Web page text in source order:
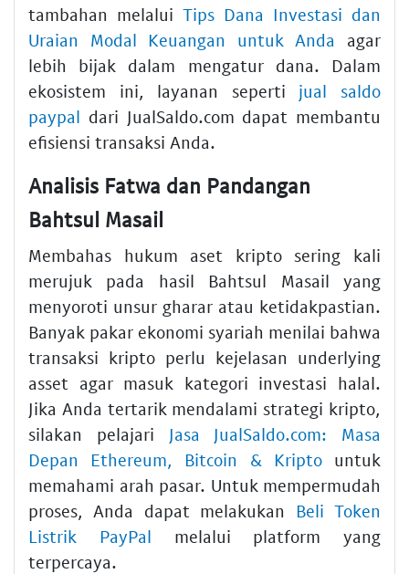
tambahan melalui Tips Dana Investasi dan
Uraian Modal Keuangan untuk Anda
agar
lebih bijak dalam mengatur dana. Dalam
ekosistem ini, layanan seperti jual saldo
paypal dari JualSaldo.com dapat membantu
efisiensi transaksi Anda.
Analisis Fatwa dan Pandangan
Bahtsul Masail
Membahas hukum aset kripto sering kali
merujuk pada hasil Bahtsul Masail yang
menyoroti unsur gharar atau ketidakpastian.
Banyak pakar ekonomi syariah menilai bahwa
transaksi kripto perlu kejelasan underlying
asset agar masuk kategori investasi halal.
Jika Anda tertarik mendalami strategi kripto,
silakan pelajari Jasa JualSaldo.com: Masa
Depan Ethereum, Bitcoin & Kriptountuk
memahami arah pasar. Untuk mempermudah
proses, Anda dapat melakukan Beli Token
Listrik PayPal melalui platform yang
terpercaya.